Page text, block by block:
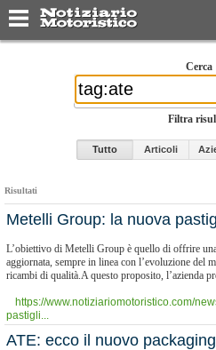
Cerca
Filtra
Tutto Articoli
Risultati
​Metelli Group: la nuova
L’obiettivo di Metelli Group è quello di offrire
aggiornata, sempre in linea con l’evoluzione del
ricambi di qualità.A questo proposito, l’azienda
https://www.notiziariomotoristico.com/
pastigli...
ATE: ecco il nuovo packaging